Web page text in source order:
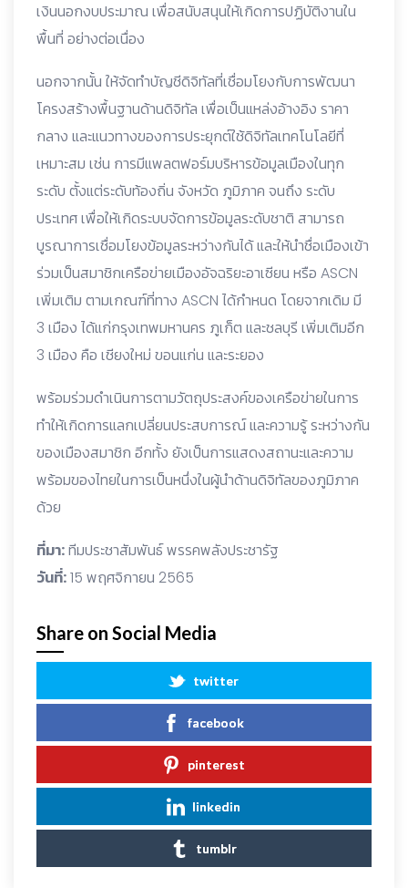
เงินนอกงบประมาณ เพื่อสนับสนุนให้เกิดการปฏิบัติงานใน
พื้นที่ อย่างต่อเนื่อง
นอกจากนั้น ให้จัดทำบัญชีดิจิทัลที่เชื่อมโยงกับการพัฒนา
โครงสร้างพื้นฐานด้านดิจิทัล เพื่อเป็นแหล่งอ้างอิง ราคา
กลาง และแนวทางของการประยุกต์ใช้ดิจิทัลเทคโนโลยีที่
เหมาะสม เช่น การมีแพลตฟอร์มบริหารข้อมูลเมืองในทุก
ระดับ ตั้งแต่ระดับท้องถิ่น จังหวัด ภูมิภาค จนถึง ระดับ
ประเทศ เพื่อให้เกิดระบบจัดการข้อมูลระดับชาติ สามารถ
บูรณาการเชื่อมโยงข้อมูลระหว่างกันได้ และให้นำชื่อเมืองเข้า
ร่วมเป็นสมาชิกเครือข่ายเมืองอัจฉริยะอาเซียน หรือ ASCN
เพิ่มเติม ตามเกณฑ์ที่ทาง ASCN ได้กำหนด โดยจากเดิม มี
3 เมือง ได้แก่กรุงเทพมหานคร ภูเก็ต และชลบุรี เพิ่มเติมอีก
3 เมือง คือ เชียงใหม่ ขอนแก่น และระยอง
พร้อมร่วมดำเนินการตามวัตถุประสงค์ของเครือข่ายในการ
ทำให้เกิดการแลกเปลี่ยนประสบการณ์ และความรู้ ระหว่างกัน
ของเมืองสมาชิก อีกทั้ง ยังเป็นการแสดงสถานะและความ
พร้อมของไทยในการเป็นหนึ่งในผู้นำด้านดิจิทัลของภูมิภาค
ด้วย
ที่มา:ทีมประชาสัมพันธ์ พรรคพลังประชารัฐ
วันที่:15 พฤศจิกายน 2565
Share on Social Media
twitter
facebook
pinterest
linkedin
tumblr